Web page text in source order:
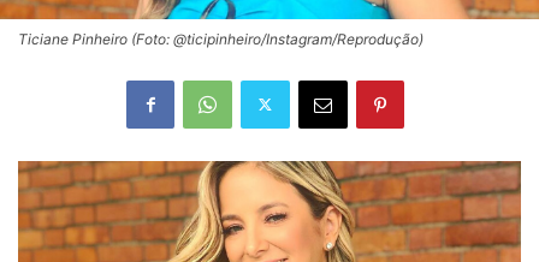
Ticiane Pinheiro (Foto: @ticipinheiro/Instagram/Reprodução)